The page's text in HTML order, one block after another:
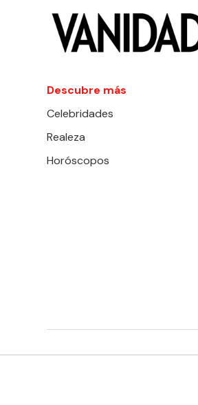
Descubre más
Celebridades
Realeza
Horóscopos
EDITORIAL TELEVISA S.A. DE